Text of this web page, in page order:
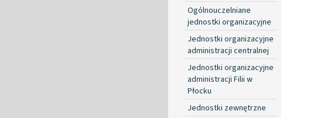
Ogólnouczelniane
jednostki organizacyjne
Jednostki organizacyjne
administracji centralnej
Jednostki organizacyjne
administracji Filii w
Płocku
Jednostki zewnętrzne